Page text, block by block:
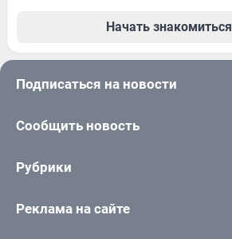
Начать знакомиться
Подписаться на новости
Сообщить новость
Рубрики
Реклама на сайте